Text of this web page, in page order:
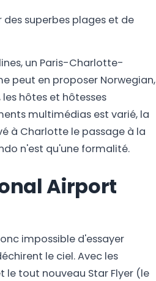
superbes plages et de
un Paris-Charlotte-
peut en proposer Norwegian,
hôtes et hôtesses
multimédias est varié, la
à Charlotte le passage à la
n'est qu'une formalité.
Airport
impossible d'essayer
le ciel. Avec les
le tout nouveau Star Flyer (le